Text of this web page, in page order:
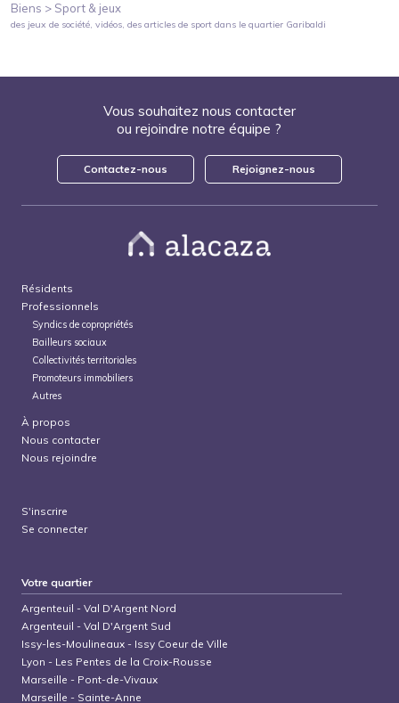
Biens > Sport & jeux
des jeux de société, vidéos, des articles de sport dans le quartier Garibaldi
Vous souhaitez nous contacter
ou rejoindre notre équipe ?
Contactez-nous Rejoignez-nous
Résidents
Professionnels
Syndics de copropriétés
Bailleurs sociaux
Collectivités territoriales
Promoteurs immobiliers
Autres
À propos
Nous contacter
Nous rejoindre
S'inscrire
Se connecter
Votre quartier
Argenteuil -Val D'Argent Nord
Argenteuil -Val D'Argent Sud
Issy-les-Moulineaux - Issy Coeur de Ville
Lyon - Les Pentes de la Croix-Rousse
Marseille - Pont-de-Vivaux
Marseille - Sainte-Anne